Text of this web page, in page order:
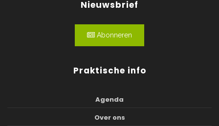
Nieuwsbrief
Abonneren
Praktische info
Agenda
Over ons